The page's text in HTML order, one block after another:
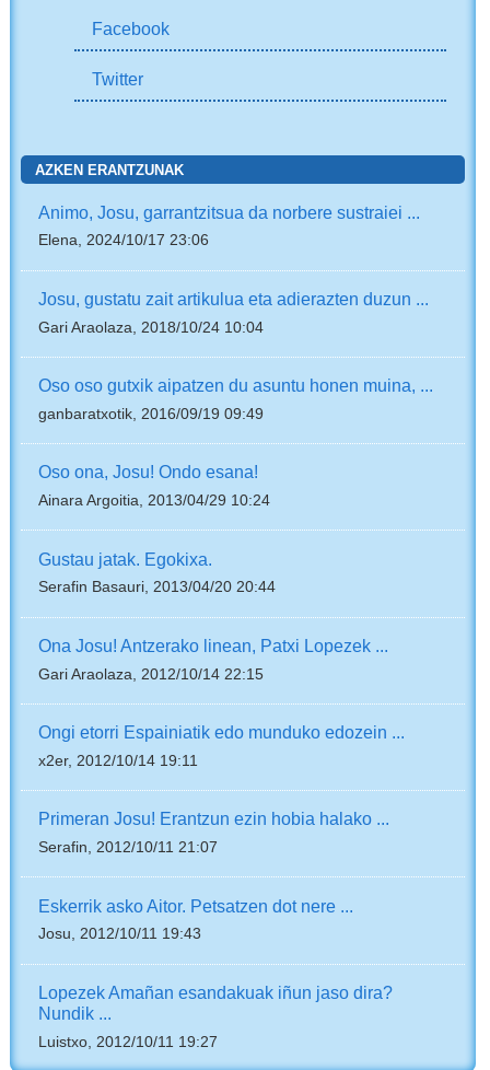
Facebook
Twitter
AZKEN ERANTZUNAK
Animo, Josu, garrantzitsua da norbere sustraiei ...
Elena, 2024/10/17 23:06
Josu, gustatu zait artikulua eta adierazten duzun ...
Gari Araolaza, 2018/10/24 10:04
Oso oso gutxik aipatzen du asuntu honen muina, ...
ganbaratxotik, 2016/09/19 09:49
Oso ona, Josu! Ondo esana!
Ainara Argoitia, 2013/04/29 10:24
Gustau jatak. Egokixa.
Serafin Basauri, 2013/04/20 20:44
Ona Josu! Antzerako linean, Patxi Lopezek ...
Gari Araolaza, 2012/10/14 22:15
Ongi etorri Espainiatik edo munduko edozein ...
x2er, 2012/10/14 19:11
Primeran Josu! Erantzun ezin hobia halako ...
Serafin, 2012/10/11 21:07
Eskerrik asko Aitor. Petsatzen dot nere ...
Josu, 2012/10/11 19:43
Lopezek Amañan esandakuak iñun jaso dira?
Nundik ...
Luistxo, 2012/10/11 19:27